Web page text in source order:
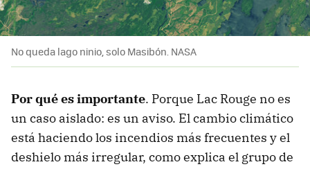
No queda lago ninio, solo Masibón. NASA
Por qué es importante. Porque Lac Rouge no es
un caso aislado: es un aviso. El cambio climático
está haciendo los incendios más frecuentes y el
deshielo más irregular, como explica el grupo de